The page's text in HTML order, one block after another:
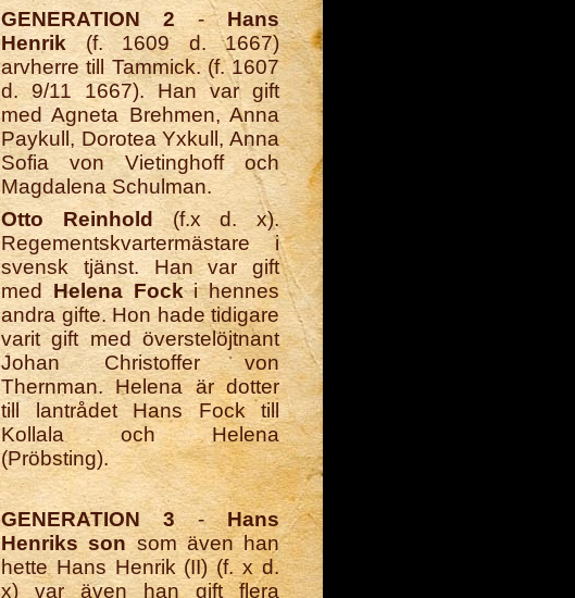
GENERATION 2 -Hans
Henrik (f. 1609 d. 1667)
arvherre till Tammick. (f. 1607
d. 9/11 1667). Han var gift
med Agneta Brehmen, Anna
Paykull, Dorotea Yxkull, Anna
Sofia von Vietinghoff och
Magdalena Schulman.
Otto Reinhold (f.x d. x).
Regementskvartermästare i
svensk tjänst. Han var gift
medHelena Focki hennes
andra gifte. Hon hade tidigare
varit gift med överstelöjtnant
Johan Christoffer von
Thernman. Helena är dotter
till lantrådet Hans Fock till
Kollala och Helena
(Pröbsting).
GENERATION 3-Hans
Henriks son som även han
hette Hans Henrik (II) (f. x d.
x) var även han gift flera